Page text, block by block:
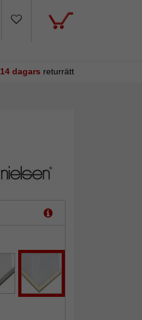
14 dagars returrätt